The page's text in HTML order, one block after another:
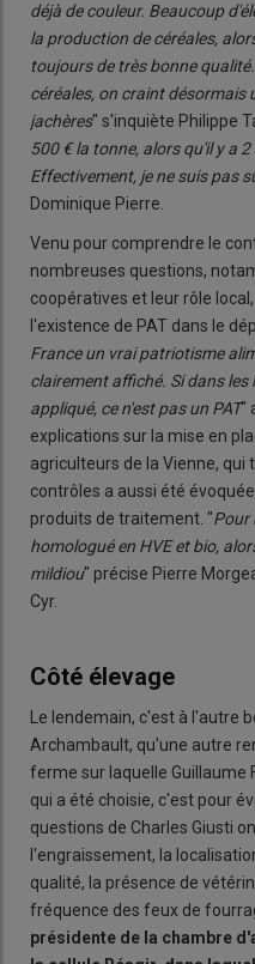
déjà de couleur. Beaucoup
la production de céréales,
toujours de très bonne
céréales, on craint désormais
jachères" s'inquiète Philippe
500 € la tonne, alors qu'il y a
Effectivement, je ne suis pas
Dominique Pierre.
Venu pour comprendre le
nombreuses questions,
coopératives et leur rôle
l'existence de PAT dans le
France un vrai patriotisme
clairement affiché. Si dans les
appliqué, ce n'est pas un PAT"
explications sur la mise en
agriculteurs de la Vienne, qui
contrôles a aussi été
produits de traitement. "Pour
homologué en HVE et bio,
mildiou" précise Pierre
Cyr.
Côté élevage
Le lendemain, c'est à l'autre
Archambault, qu'une autre
ferme sur laquelle Guillaume
qui a été choisie, c'est pour
questions de Charles Giusti
l'engraissement, la
qualité, la présence de
fréquence des feux de
présidente de la chambre